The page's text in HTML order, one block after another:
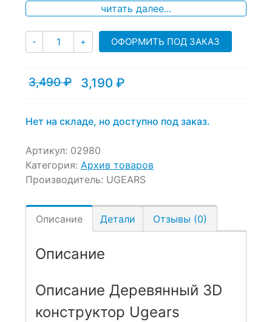
читать далее...
- Количество
+ ОФОРМИТЬ ПОД ЗАКАЗ
3,490₽
Первоначальная
3,490 ₽.
3,190 ₽
Текущая
Нет на складе, но доступно под заказ.
Артикул: 02980
Категория: Архив товаров
Производитель: UGEARS
Описание Детали Отзывы (0)
Описание
Описание Деревянный 3D
конструктор Ugears